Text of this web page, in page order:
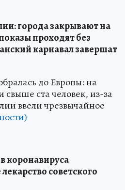
города закрывают на
проходят без
карнавал завершат
до Европы: на
свыше ста человек, из-за
ввели чрезвычайное
коронавируса
советского